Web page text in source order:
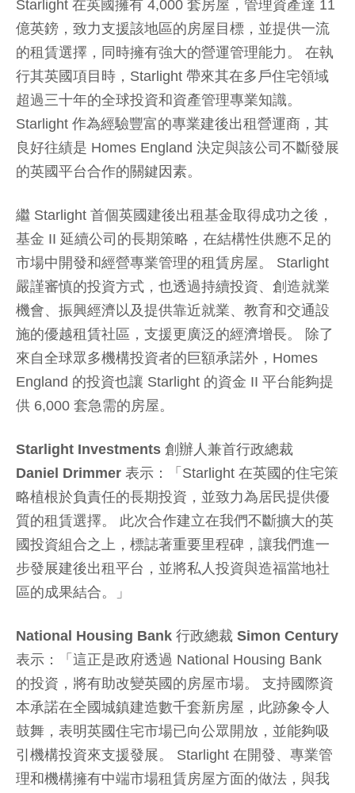
Starlight 在英國擁有 4,000 套房屋，管理資產達 11
億英鎊，致力支援該地區的房屋目標，並提供一流
的租賃選擇，同時擁有強大的營運管理能力。 在執
行其英國項目時，Starlight 帶來其在多戶住宅領域
超過三十年的全球投資和資產管理專業知識。
Starlight 作為經驗豐富的專業建後出租營運商，其
良好往績是 Homes England 決定與該公司不斷發展
的英國平台合作的關鍵因素。
繼 Starlight 首個英國建後出租基金取得成功之後，
基金 II 延續公司的長期策略，在結構性供應不足的
市場中開發和經營專業管理的租賃房屋。 Starlight
嚴謹審慎的投資方式，也透過持續投資、創造就業
機會、振興經濟以及提供靠近就業、教育和交通設
施的優越租賃社區，支援更廣泛的經濟增長。 除了
來自全球眾多機構投資者的巨額承諾外，Homes
England 的投資也讓 Starlight 的資金 II 平台能夠提
供 6,000 套急需的房屋。
Starlight Investments 創辦人兼首行政總裁
Daniel Drimmer 表示：「Starlight 在英國的住宅策
略植根於負責任的長期投資，並致力為居民提供優
質的租賃選擇。 此次合作建立在我們不斷擴大的英
國投資組合之上，標誌著重要里程碑，讓我們進一
步發展建後出租平台，並將私人投資與造福當地社
區的成果結合。」
National Housing Bank 行政總裁 Simon Century
表示：「這正是政府透過 National Housing Bank
的投資，將有助改變英國的房屋市場。 支持國際資
本承諾在全國城鎮建造數千套新房屋，此跡象令人
鼓舞，表明英國住宅市場已向公眾開放，並能夠吸
引機構投資來支援發展。 Starlight 在開發、專業管
理和機構擁有中端市場租賃房屋方面的做法，與我